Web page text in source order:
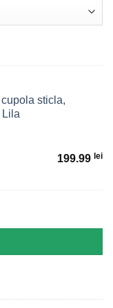
sticla,
Lila
sticla, Marimea XL,
199.99 lei
viitorii nasi